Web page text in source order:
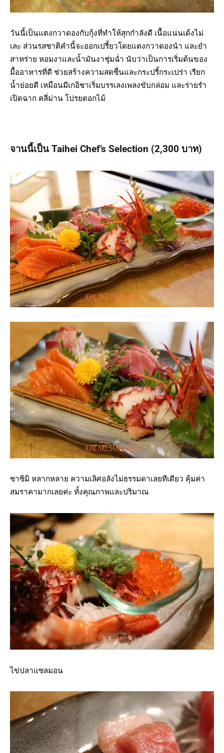
วันนี้เป็นแตงกวาดองกับกุ้งที่ทำให้สุกกำลังดี เนื้อแน่นเด้งไม่
เละ ส่วนรสชาติคำนี้จะออกเปรี้ยวโดยแตงกวาดองนำ และยำ
สาหร่าย หอมงาและน้ำมันงาชุ่มฉ่ำ นับว่าเป็นการเริ่มต้นของ
มื้ออาหารที่ดี ช่วยสร้างความสดชื่นและกระปรี้กระเปร่า เรียก
น้ำย่อยดี เหมือนมีเกอิชาเริ่มบรรเลงเพลงขับกล่อม และร่ายรำ
เปิดฉาก คลี่ม่าน โปรยดอกไม้
จานนี้เป็น Taihei Chef’s Selection (2,300 บาท)
ซาซิมิ หลากหลาย ความเลิศอลังไม่ธรรมดาเลยทีเดียว คุ้มค่า
สมราคามากเลยค่ะ ทั้งคุณภาพและปริมาณ
ไข่ปลาแซลมอน